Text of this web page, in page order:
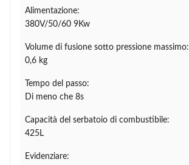
Alimentazione:
380V/50/60 9Kw
Volume di fusione sotto pressione massimo:
0,6 kg
Tempo del passo:
Di meno che 8s
Capacità del serbatoio di combustibile:
425L
Evidenziare: